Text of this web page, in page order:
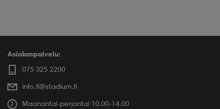
Asiakaspalvelu:
075 325 2200
info.fi@stadium.fi
Maanantai-perjantai 10.00-14.00